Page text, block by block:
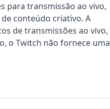
para transmissão ao vivo,
conteúdo criativo. A
de transmissões ao vivo,
o Twitch não fornece uma